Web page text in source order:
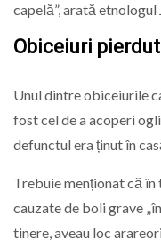
capelă”, arată etnologul
Obiceiuri
Unul dintre obiceiurile
fost cel de a acoperi
defunctul era ținut în
Trebuie menționat că în
cauzate de boli grave
tinere, aveau loc